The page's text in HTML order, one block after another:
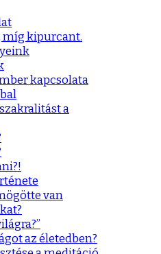
míg kipurcant.
kapcsolata
a
van
az életedben?